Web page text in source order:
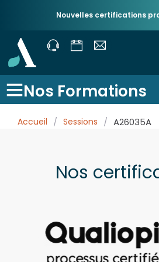
Nouvelles certifications
Nos Formations
Accueil / Sessions / A26035A
Nos